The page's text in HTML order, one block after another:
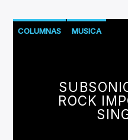
COLUMNAS MUSICA
ROCK